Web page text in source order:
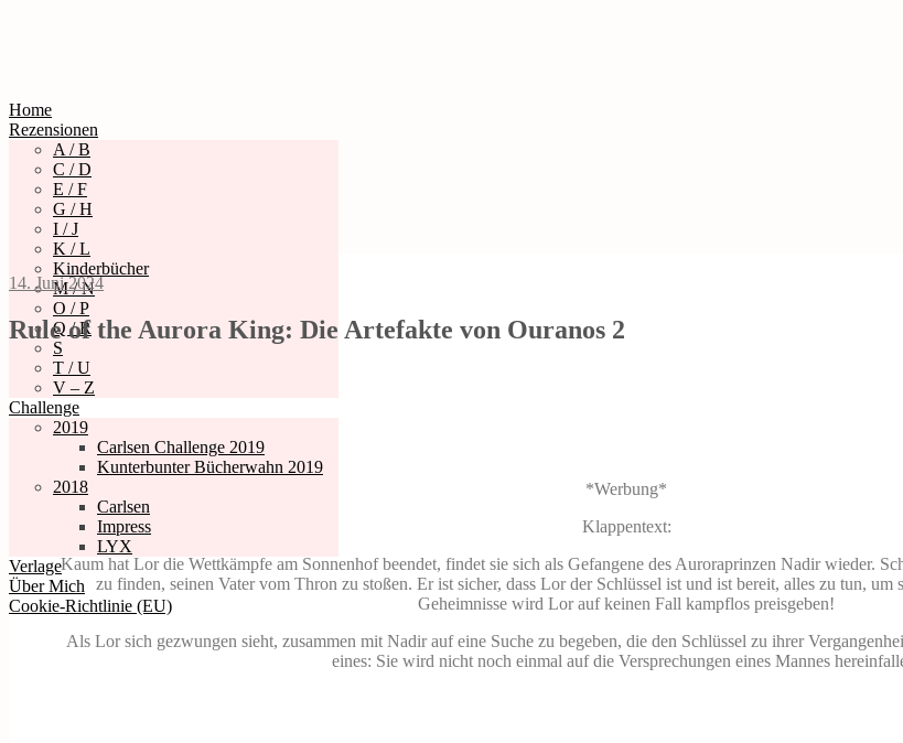
Home
Rezensionen
A / B
C / D
E / F
G / H
I / J
K / L
Kinderbücher
M / N
O / P
Q / R
S
T / U
V – Z
Challenge
2019
Carlsen Challenge 2019
Kunterbunter Bücherwahn 2019
2018
Carlsen
Impress
LYX
Verlage
Über Mich
Cookie-Richtlinie (EU)
14. Juni 2024
Rule of the Aurora King: Die Artefakte von Ouranos 2
*Werbung*
Klappentext:
Kaum hat Lor die Wettkämpfe am Sonnenhof beendet, findet sie sich als Gefangene des Auroraprinzen Nadir wieder.
zu finden, seinen Vater vom Thron zu stoßen. Er ist sicher, dass Lor der Schlüssel ist und ist bereit, alles zu tun,
Geheimnisse wird Lor auf keinen Fall kampflos preisgeben!
Als Lor sich gezwungen sieht, zusammen mit Nadir auf eine Suche zu begeben, die den Schlüssel zu ihrer
eines: Sie wird nicht noch einmal auf die Versprechungen eines Mannes